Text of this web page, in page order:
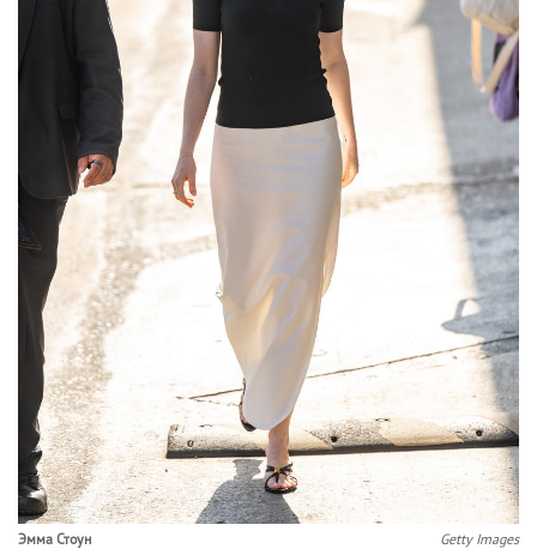
Эмма Стоун Getty Images